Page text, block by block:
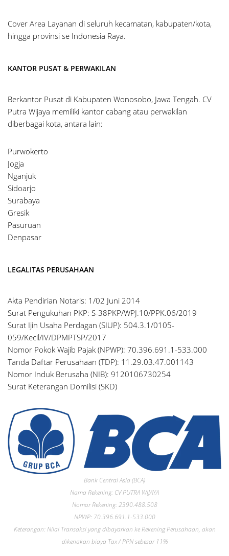
Cover Area Layanan di seluruh kecamatan, kabupaten/kota,
hingga provinsi se Indonesia Raya.
KANTOR PUSAT & PERWAKILAN
Berkantor Pusat di Kabupaten Wonosobo, Jawa Tengah. CV
Putra Wijaya memiliki kantor cabang atau perwakilan
diberbagai kota, antara lain:
Purwokerto
Jogja
Nganjuk
Sidoarjo
Surabaya
Gresik
Pasuruan
Denpasar
LEGALITAS PERUSAHAAN
Akta Pendirian Notaris: 1/02 Juni 2014
Surat Pengukuhan PKP: S-38PKP/WPJ.10/PPK.06/2019
Surat Ijin Usaha Perdagan (SIUP): 504.3.1/0105-
059/Kecil/IV/DPMPTSP/2017
Nomor Pokok Wajib Pajak (NPWP): 70.396.691.1-533.000
Tanda Daftar Perusahaan (TDP): 11.29.03.47.001143
Nomor Induk Berusaha (NIB): 9120106730254
Surat Keterangan Domilisi (SKD)
Bank Central Asia (BCA)
Nama Rekening: CV PUTRA WIJAYA
Nomor Rekening: 2390.488.508
NPWP: 70.396.691.1-533.000
Keterangan: Nilai Transaksi yang dibayarkan ke Rekening Perusahaan, akan
dikenakan biaya Tax / PPN sebesar 11%